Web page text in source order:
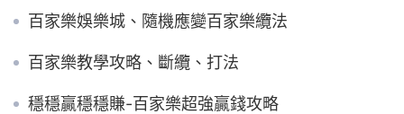
百家樂娛樂城、隨機應變百家樂纜法
百家樂教學攻略、斷纜、打法
穩穩贏穩穩賺-百家樂超強贏錢攻略